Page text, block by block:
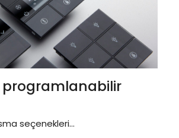
programlanabilir
seçenekleri...